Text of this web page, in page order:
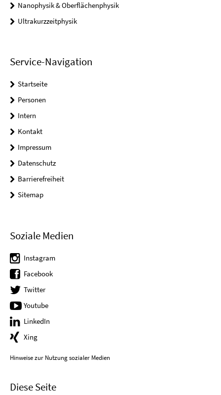
Nanophysik & Oberflächenphysik
Ultrakurzzeitphysik
Service-Navigation
Startseite
Personen
Intern
Kontakt
Impressum
Datenschutz
Barrierefreiheit
Sitemap
Soziale Medien
Instagram
Facebook
Twitter
Youtube
LinkedIn
Xing
Hinweise zur Nutzung sozialer Medien
Diese Seite